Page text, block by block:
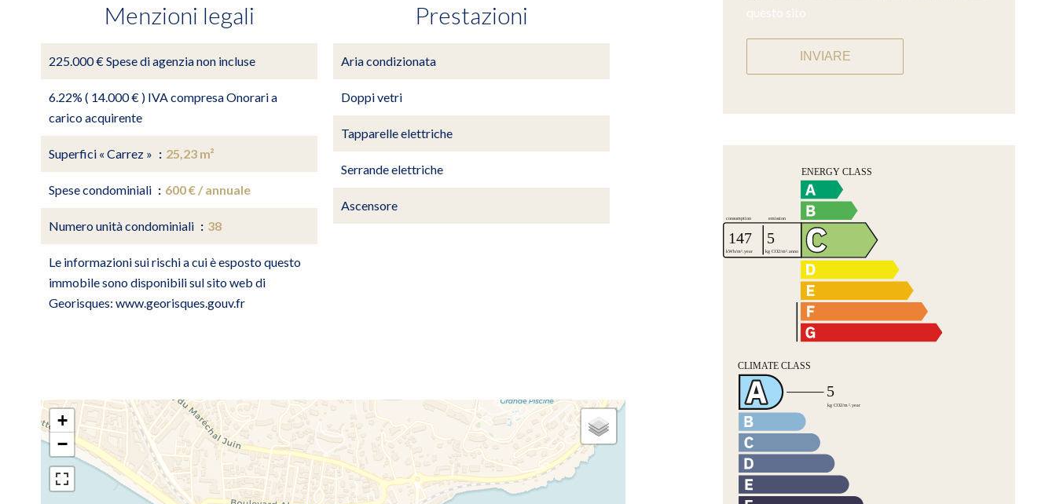
Menzioni legali
225.000 € Spese di agenzia non incluse
6.22% ( 14.000 € ) IVA compresa Onorari a
carico acquirente
Superfici « Carrez » 25,23 m²
Spese condominiali 600 € / annuale
Numero unità condominiali 38
Le informazioni sui rischi a cui è esposto questo
immobile sono disponibili sul sito web di
Georisques: www.georisques.gouv.fr
Prestazioni
Aria condizionata
Doppi vetri
Tapparelle elettriche
Serrande elettriche
Ascensore
+
−
questo sito
INVIARE